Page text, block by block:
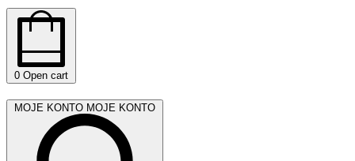
0 Open cart
MOJE KONTO MOJE KONTO